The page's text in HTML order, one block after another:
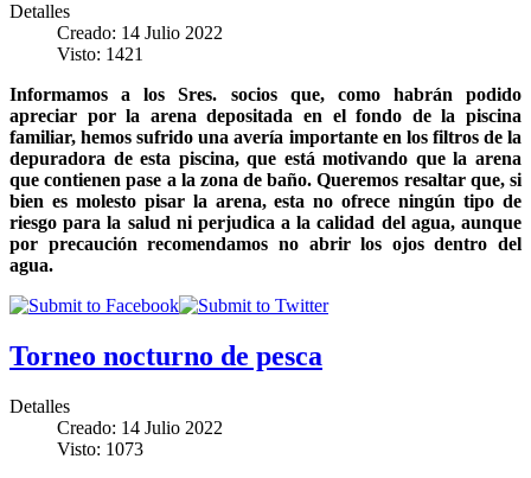
Detalles
Creado: 14 Julio 2022
Visto: 1421
Informamos a los Sres. socios que, como habrán podido
apreciar por la arena depositada en el fondo de la piscina
familiar, hemos sufrido una avería importante en los filtros de la
depuradora de esta piscina, que está motivando que la arena
que contienen pase a la zona de baño. Queremos resaltar que, si
bien es molesto pisar la arena, esta no ofrece ningún tipo de
riesgo para la salud ni perjudica a la calidad del agua, aunque
por precaución recomendamos no abrir los ojos dentro del
agua.
Torneo nocturno de pesca
Detalles
Creado: 14 Julio 2022
Visto: 1073